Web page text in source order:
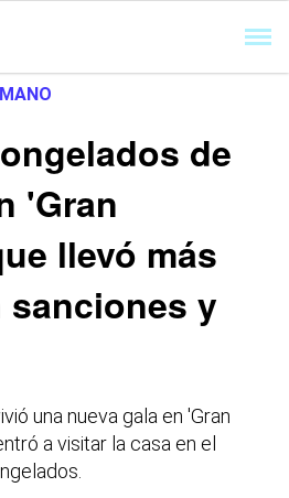
de
'Gran
llevó más
y
una nueva gala en 'Gran
a visitar la casa en el